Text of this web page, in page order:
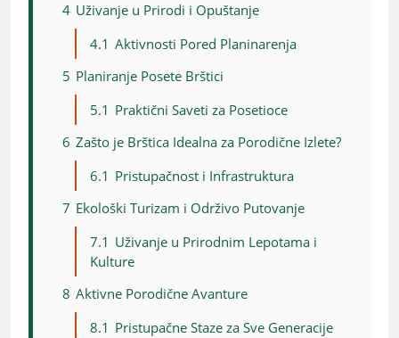
4 Uživanje u Prirodi i Opuštanje
4.1 Aktivnosti Pored Planinarenja
5 Planiranje Posete Brštici
5.1 Praktični Saveti za Posetioce
6 Zašto je Brštica Idealna za Porodične Izlete?
6.1 Pristupačnost i Infrastruktura
7 Ekološki Turizam i Održivo Putovanje
7.1 Uživanje u Prirodnim Lepotama i
Kulture
8 Aktivne Porodične Avanture
8.1 Pristupačne Staze za Sve Generacije